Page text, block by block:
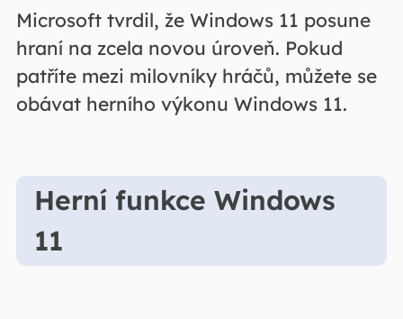
Microsoft tvrdil, že Windows 11 posune
hraní na zcela novou úroveň. Pokud
patříte mezi milovníky hráčů, můžete se
obávat herního výkonu Windows 11.
Herní funkce Windows
11